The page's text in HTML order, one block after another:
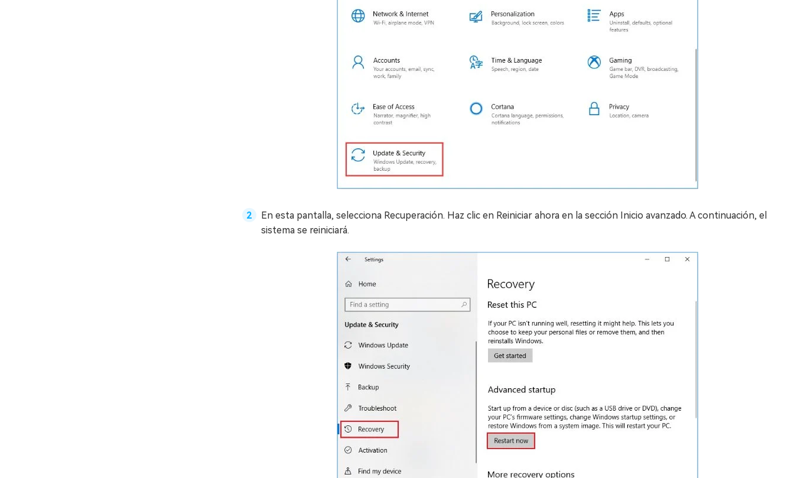
En esta pantalla, selecciona Recuperación. Haz clic en Reiniciar ahora en la sección Inicio avanzado. A continuación, el
sistema se reiniciará.